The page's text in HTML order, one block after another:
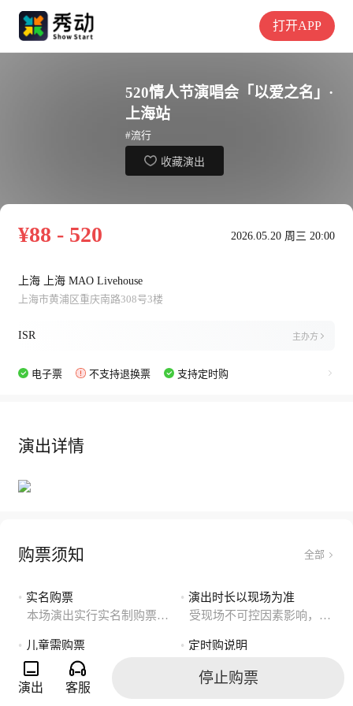
打开APP
520情人节演唱会「以爱之名」·
上海站
#流行
收藏演出
¥88 - 520 2026.05.20 周三 20:00
上海 上海 MAO Livehouse
上海市黄浦区重庆南路308号3楼
ISR 主办方
电子票 不支持退换票 支持定时购
演出详情
购票须知 全部
• 实名购票
本场演出实行实名制购票观演政策，一证一票。
• 演出时长以现场为准
受现场不可控因素影响，实际演出时长以现场为准。
• 儿童需购票
儿童一律凭票入场
• 定时购说明
演出 客服
停止购票